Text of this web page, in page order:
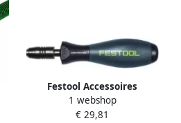
Festool Accessoires
Schroevendraaier SD-CE-
DRIVE-UNI 200140
1 webshop
€ 29,81